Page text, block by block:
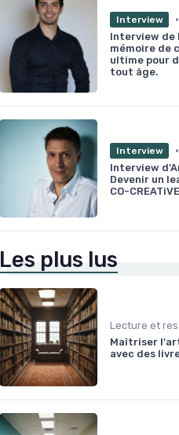
Interview •
Interview de
mémoire de
ultime pour
tout âge.
Interview •
Interview
Devenir un
CO-
Les plus lus
Maîtriser
avec des